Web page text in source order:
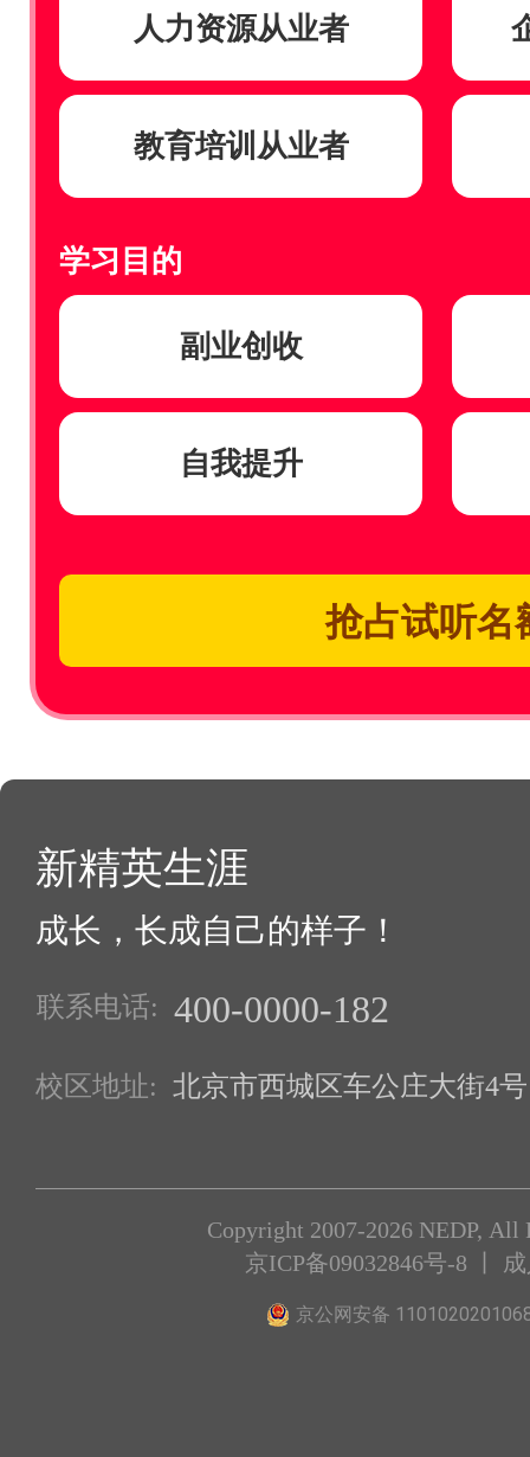
人力资源从业者
教育培训从业者
学习目的
副业创收
自我提升
抢占试听名
新精英生涯
成长，长成自己的样子！
联系电话: 400-0000-182
校区地址: 北京市西城区车公庄大街4
Copyright 2007-2026 NEDP, All
京ICP备09032846号-8 丨
京公网安备